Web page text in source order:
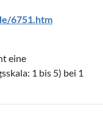
6751.htm
eine
1 bis 5) bei 1